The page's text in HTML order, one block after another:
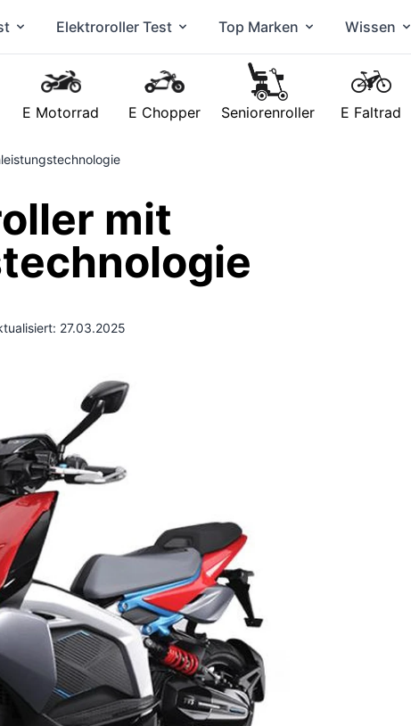
Elektroroller Test Top Marken Wissen
E Motorrad E Chopper Seniorenroller E Faltrad
mit
27.03.2025